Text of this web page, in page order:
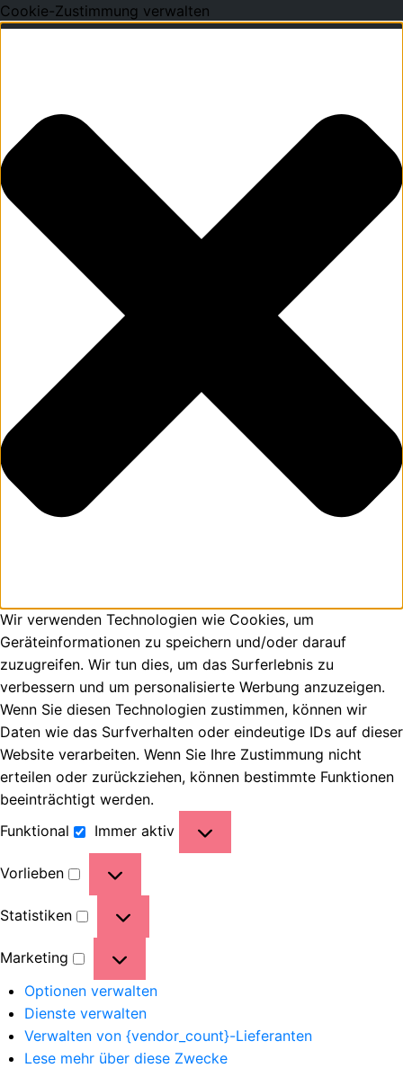
Cookie-Zustimmung verwalten
Wir verwenden Technologien wie Cookies, um
Geräteinformationen zu speichern und/oder darauf
zuzugreifen. Wir tun dies, um das Surferlebnis zu
verbessern und um personalisierte Werbung anzuzeigen.
Wenn Sie diesen Technologien zustimmen, können wir
Daten wie das Surfverhalten oder eindeutige IDs auf dieser
Website verarbeiten. Wenn Sie Ihre Zustimmung nicht
erteilen oder zurückziehen, können bestimmte Funktionen
beeinträchtigt werden.
Funktional
Immer aktiv
Vorlieben
Statistiken
Marketing
Optionen verwalten
Dienste verwalten
Verwalten von {vendor_count}-Lieferanten
Lese mehr über diese Zwecke